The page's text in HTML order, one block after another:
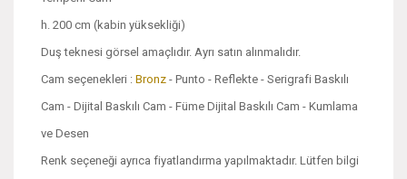
h. 200 cm (kabin yüksekliği)
Duş teknesi görsel amaçlıdır. Ayrı satın alınmalıdır.
Cam seçenekleri : Bronz - Punto - Reflekte - Serigrafi Baskılı
Cam - Dijital Baskılı Cam - Füme Dijital Baskılı Cam - Kumlama
ve Desen
Renk seçeneği ayrıca fiyatlandırma yapılmaktadır. Lütfen bilgi